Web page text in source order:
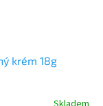
krém 18g